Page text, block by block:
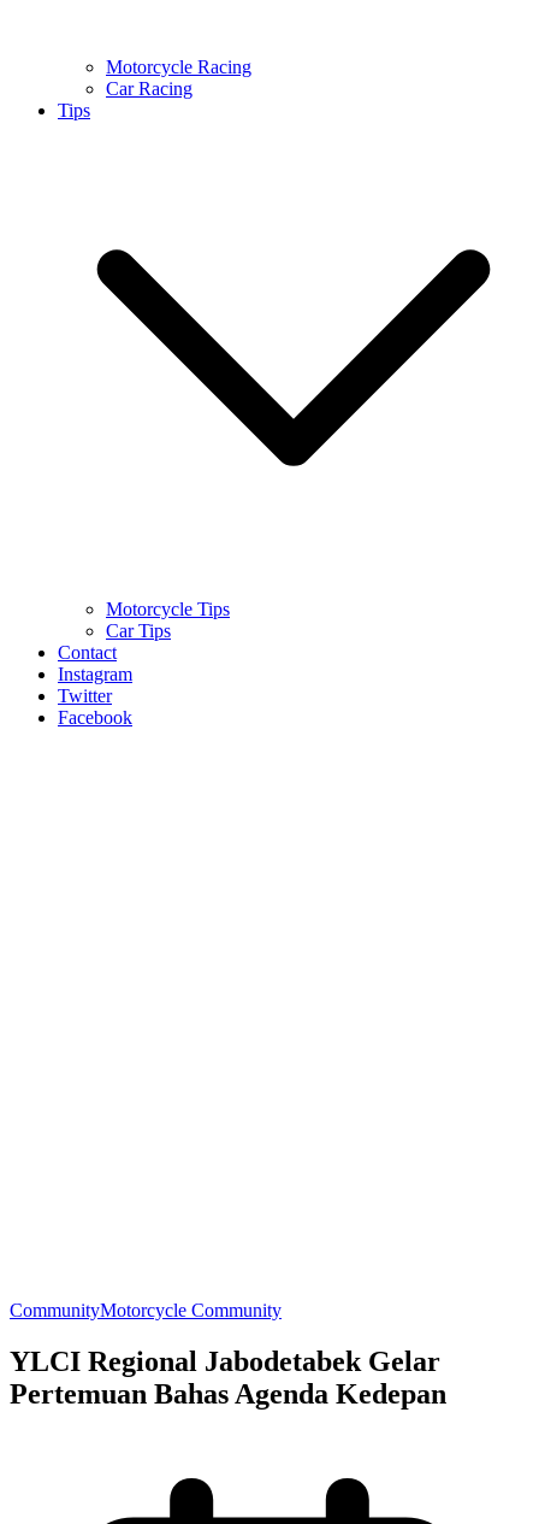
Motorcycle Racing
Car Racing
Tips
Motorcycle Tips
Car Tips
Contact
Instagram
Twitter
Facebook
CommunityMotorcycle Community
YLCI Regional Jabodetabek Gelar
Pertemuan Bahas Agenda Kedepan